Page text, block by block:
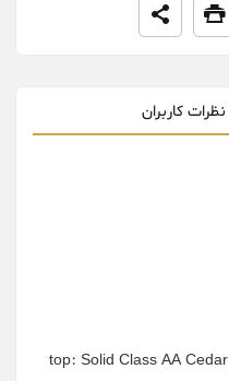
نظرات کاربران
top: Solid Class AA Cedar